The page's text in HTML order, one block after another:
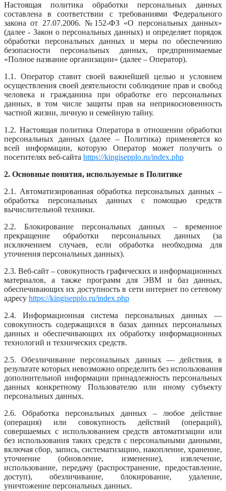
Настоящая политика обработки персональных данных
составлена в соответствии с требованиями Федерального
закона от 27.07.2006. №152-ФЗ «О персональных данных»
(далее - Закон о персональных данных) и определяет порядок
обработки персональных данных и меры по обеспечению
безопасности персональных данных, предпринимаемые
«Полное название организации» (далее – Оператор).
1.1. Оператор ставит своей важнейшей целью и условием
осуществления своей деятельности соблюдение прав и свобод
человека и гражданина при обработке его персональных
данных, в том числе защиты прав на неприкосновенность
частной жизни, личную и семейную тайну.
1.2. Настоящая политика Оператора в отношении обработки
персональных данных (далее – Политика) применяется ко
всей информации, которую Оператор может получить о
посетителях веб-сайта https://kingisepplo.ru/index.php
2. Основные понятия, используемые в Политике
2.1. Автоматизированная обработка персональных данных –
обработка персональных данных с помощью средств
вычислительной техники.
2.2. Блокирование персональных данных – временное
прекращение обработки персональных данных (за
исключением случаев, если обработка необходима для
уточнения персональных данных).
2.3. Веб-сайт – совокупность графических и информационных
материалов, а также программ для ЭВМ и баз данных,
обеспечивающих их доступность в сети интернет по сетевому
адресу https://kingisepplo.ru/index.php
2.4. Информационная система персональных данных —
совокупность содержащихся в базах данных персональных
данных и обеспечивающих их обработку информационных
технологий и технических средств.
2.5. Обезличивание персональных данных — действия, в
результате которых невозможно определить без использования
дополнительной информации принадлежность персональных
данных конкретному Пользователю или иному субъекту
персональных данных.
2.6. Обработка персональных данных – любое действие
(операция) или совокупность действий (операций),
совершаемых с использованием средств автоматизации или
без использования таких средств с персональными данными,
включая сбор, запись, систематизацию, накопление, хранение,
уточнение (обновление, изменение), извлечение,
использование, передачу (распространение, предоставление,
доступ), обезличивание, блокирование, удаление,
уничтожение персональных данных.